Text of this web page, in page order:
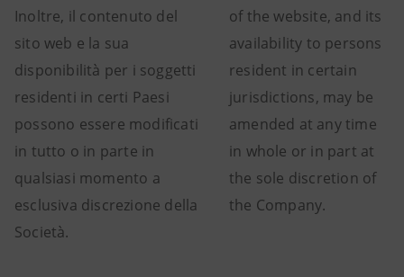
Inoltre, il contenuto del
sito web e la sua
disponibilità per i soggetti
residenti in certi Paesi
possono essere modificati
in tutto o in parte in
qualsiasi momento a
esclusiva discrezione della
Società.
of the website, and its
availability to persons
resident in certain
jurisdictions, may be
amended at any time
in whole or in part at
the sole discretion of
the Company.